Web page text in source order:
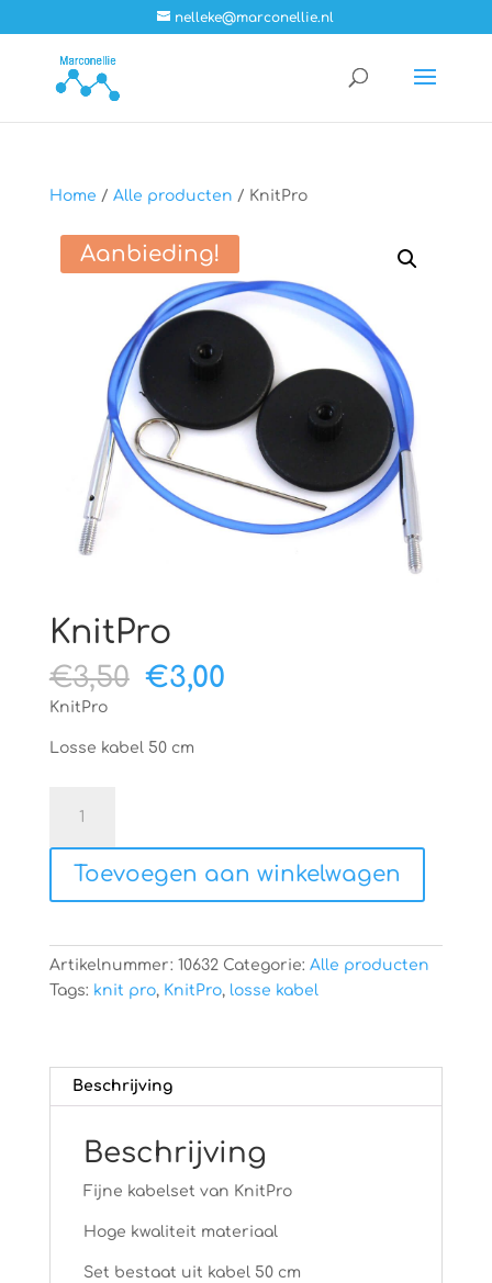
nelleke@marconellie.nl
Home / Alle producten / KnitPro
Aanbieding!
KnitPro
€3,50 Oorspronkelijke
prijs
€3,50.
€3,00Huidige
KnitPro
Losse kabel 50 cm
aantal
Toevoegen aan winkelwagen
Artikelnummer: 10632 Categorie: Alle producten
Tags: knit pro, KnitPro, losse kabel
Beschrijving
Beschrijving
Fijne kabelset van KnitPro
Hoge kwaliteit materiaal
Set bestaat uit kabel 50 cm